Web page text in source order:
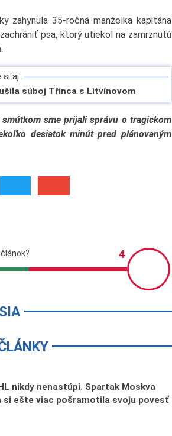
zahynula 35-ročná manželka kapitána
psa, ktorý utiekol na zamrznutú
si aj
súboj Třinca s Litvínovom
sme prijali správu o tragickom
desiatok minút pred plánovaným
nikdy nenastúpi. Spartak Moskva
si ešte viac pošramotila svoju povesť